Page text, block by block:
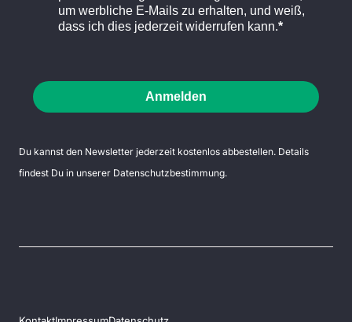
um werbliche E-Mails zu erhalten, und weiß,
dass ich dies jederzeit widerrufen kann.
Anmelden
Du kannst den Newsletter jederzeit kostenlos abbestellen. Details
findest Du in unserer Datenschutzbestimmung.